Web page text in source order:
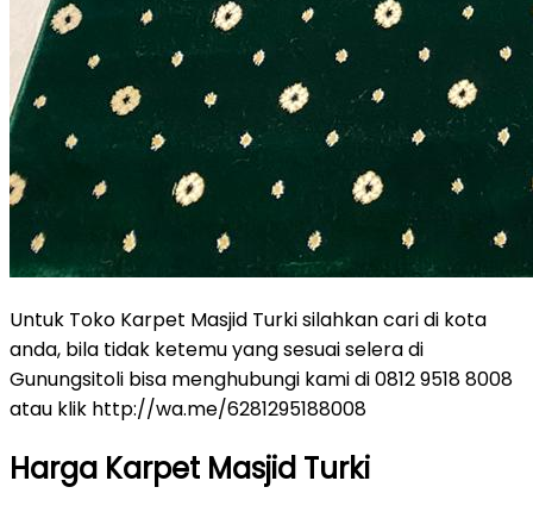
Untuk Toko Karpet Masjid Turki silahkan cari di kota
anda, bila tidak ketemu yang sesuai selera di
Gunungsitoli bisa menghubungi kami di 0812 9518 8008
atau klik http://wa.me/6281295188008
Harga Karpet Masjid Turki